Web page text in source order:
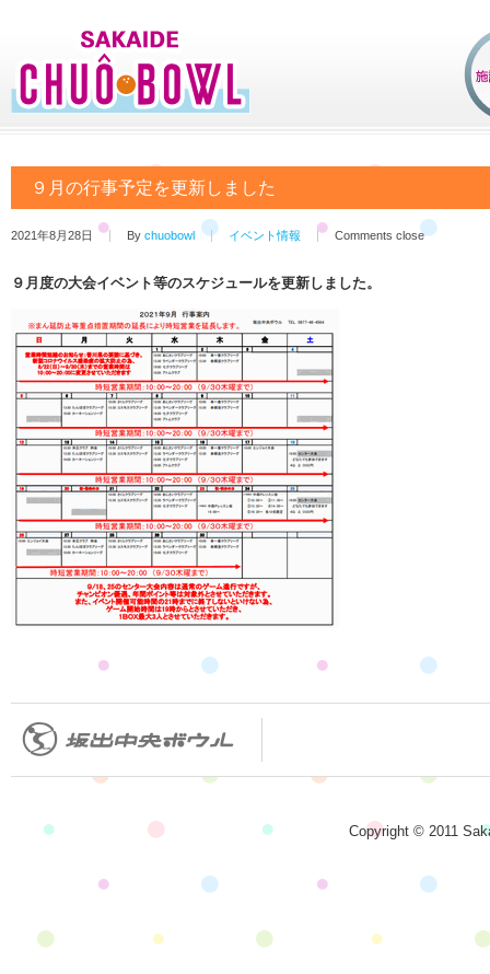
９月の行事予定を更新しました
2021年8月28日 By chuobowl イベント情報 Comments close
９月度の大会イベント等のスケジュールを更新しました。
Copyright © 2011